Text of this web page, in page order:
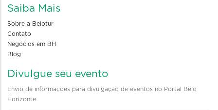
Saiba Mais
Sobre a Belotur
Contato
Negócios em BH
Blog
Divulgue seu evento
Envio de informações para divulgação de eventos no Portal Belo
Horizonte